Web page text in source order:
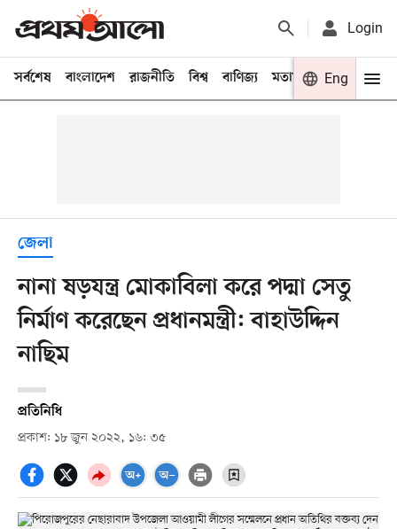
Login
সর্বশেষ বাংলাদেশ রাজনীতি বিশ্ব বাণিজ্য মতামত খেলা
Eng
জেলা
নানা ষড়যন্ত্র মোকাবিলা করে পদ্মা সেতু
নির্মাণ করেছেন প্রধানমন্ত্রী: বাহাউদ্দিন
নাছিম
প্রতিনিধি
প্রকাশ: ১৮ জুন ২০২২, ১৬: ৩৫